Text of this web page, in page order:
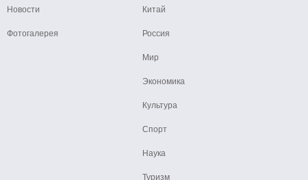
Новости
Фотогалерея
Китай
Россия
Мир
Экономика
Культура
Спорт
Наука
Туризм